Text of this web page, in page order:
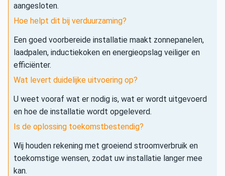
aangesloten.
Hoe helpt dit bij verduurzaming?
Een goed voorbereide installatie maakt zonnepanelen,
laadpalen, inductiekoken en energieopslag veiliger en
efficiënter.
Wat levert duidelijke uitvoering op?
U weet vooraf wat er nodig is, wat er wordt uitgevoerd
en hoe de installatie wordt opgeleverd.
Is de oplossing toekomstbestendig?
Wij houden rekening met groeiend stroomverbruik en
toekomstige wensen, zodat uw installatie langer mee
kan.